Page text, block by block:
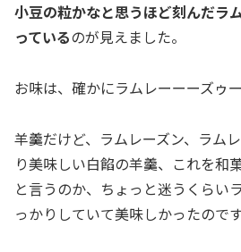
小豆の粒かなと思うほど刻んだラ
っているのが見えました。
お味は、確かにラムレーーーズゥ
羊羹だけど、ラムレーズン、ラム
り美味しい白餡の羊羹、これを和
と言うのか、ちょっと迷うくらい
っかりしていて美味しかったのです